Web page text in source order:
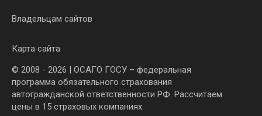
Владельцам сайтов
Карта сайта
© 2008 - 2026 | ОСАГО ГОСУ – федеральная
программа обязательного страхования
автогражданской ответственности РФ. Рассчитаем
цены в 15 страховых компаниях.